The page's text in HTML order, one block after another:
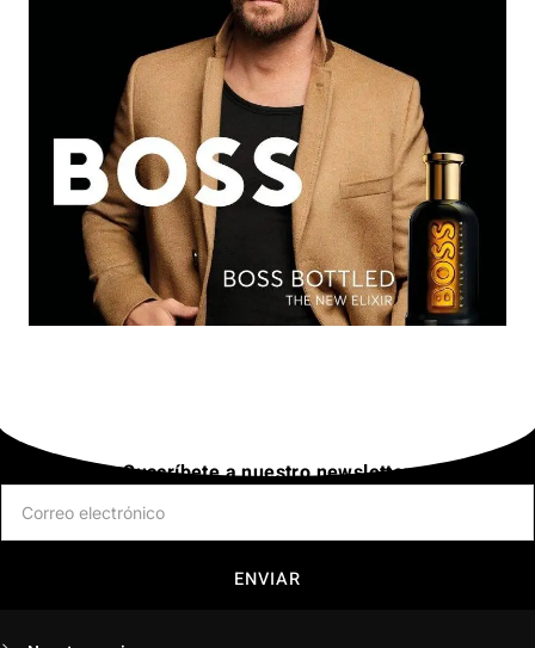
Suscríbete a nuestro newsletter
ENVIAR